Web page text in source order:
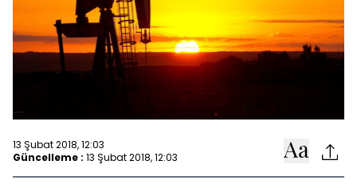
13 Şubat 2018, 12:03
Güncelleme : 13 Şubat 2018, 12:03